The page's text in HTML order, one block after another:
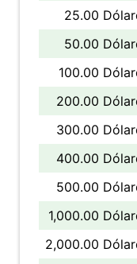
25.00
50.00
100.00
200.00
300.00
400.00
500.00
1,000.00
2,000.00